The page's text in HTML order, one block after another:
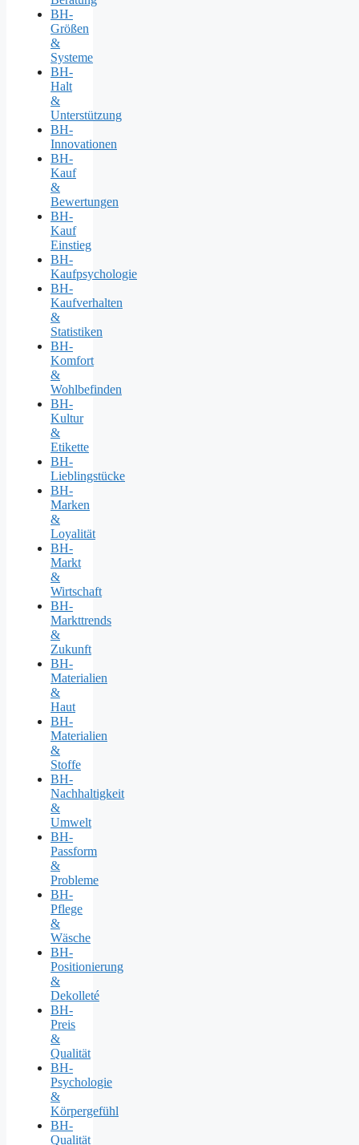
BH-
Größen
&
Systeme
BH-
Halt
&
Unterstützung
BH-
Innovationen
BH-
Kauf
&
Bewertungen
BH-
Kauf
Einstieg
BH-
Kaufpsychologie
BH-
Kaufverhalten
&
Statistiken
BH-
Komfort
&
Wohlbefinden
BH-
Kultur
&
Etikette
BH-
Lieblingstücke
BH-
Marken
&
Loyalität
BH-
Markt
&
Wirtschaft
BH-
Markttrends
&
Zukunft
BH-
Materialien
&
Haut
BH-
Materialien
&
Stoffe
BH-
Nachhaltigkeit
&
Umwelt
BH-
Passform
&
Probleme
BH-
Pflege
&
Wäsche
BH-
Positionierung
&
Dekolleté
BH-
Preis
&
Qualität
BH-
Psychologie
&
Körpergefühl
BH-
Qualität